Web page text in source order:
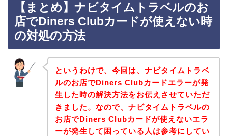
【まとめ】ナビタイムトラベルのお
店でDiners Clubカードが使えない時
の対処の方法
というわけで、今回は、ナビタイムトラベ
ルのお店でDiners Clubカードエラーが発
生した時の解決方法をお伝えさせていただ
きました。なので、ナビタイムトラベルの
お店でDiners Clubカードが使えないエラ
ーが発生して困っている人は参考にしてい